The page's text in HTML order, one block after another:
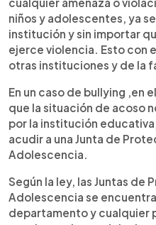
niños y adolescentes, ya
institución y sin importar
ejerce violencia. Esto con
otras instituciones y de la
En un caso de bullying ,en
que la situación de acoso
por la institución
acudir a una Junta de
Adolescencia.
Según la ley, las Juntas de
Adolescencia se
departamento y cualquier